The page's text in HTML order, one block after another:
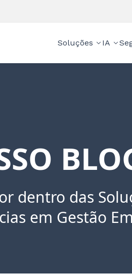
Soluções IA
dentro das
em Gestão